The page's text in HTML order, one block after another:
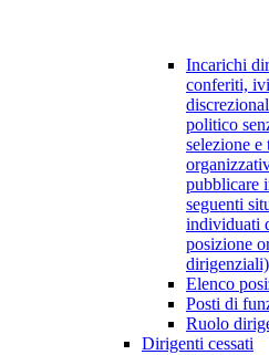
Incarichi
conferiti,
politico
selezione
pubblicare
seguenti
individuati
posizione
dirigenziali)
Elenco
Posti di
Ruolo
Dirigenti cessati